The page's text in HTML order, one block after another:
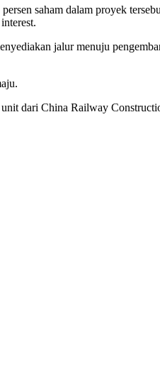
saham dalam proyek
jalur menuju
dari China Railway